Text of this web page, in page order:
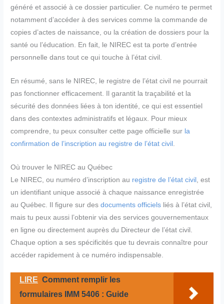
généré et associé à ce dossier particulier. Ce numéro te permet
notamment d’accéder à des services comme la commande de
copies d’actes de naissance, ou la création de dossiers pour la
santé ou l’éducation. En fait, le NIREC est ta porte d’entrée
personnelle dans tout ce qui touche à l’état civil.
En résumé, sans le NIREC, le registre de l’état civil ne pourrait
pas fonctionner efficacement. Il garantit la traçabilité et la
sécurité des données liées à ton identité, ce qui est essentiel
dans des contextes administratifs et légaux. Pour mieux
comprendre, tu peux consulter cette page officielle sur la
confirmation de l’inscription au registre de l’état civil .
Où trouver le NIREC au Québec
Le NIREC, ou numéro d’inscription au registre de l’état civil , est
un identifiant unique associé à chaque naissance enregistrée
au Québec. Il figure sur desdocuments officiels liés à l’état civil,
mais tu peux aussi l’obtenir via des services gouvernementaux
en ligne ou directement auprès du Directeur de l’état civil.
Chaque option a ses spécificités que tu devrais connaître pour
accéder rapidement à ce numéro indispensable.
LIRE Comment remplir les
formulaires IMM 5406 : Guide